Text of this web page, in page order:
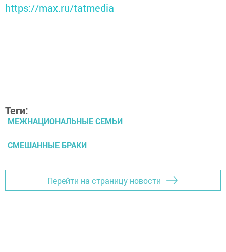
https://max.ru/tatmedia
Теги:
МЕЖНАЦИОНАЛЬНЫЕ СЕМЬИ
СМЕШАННЫЕ БРАКИ
Перейти на страницу новости